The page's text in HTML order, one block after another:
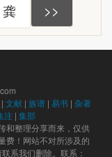
龚 >>
| 文献| 族谱| 易书 | 杂著
注 | 集部
和整理分享而来，仅供
费！网站不对所涉及的
系我们删除。联系：